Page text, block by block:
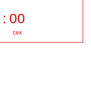
00
сек